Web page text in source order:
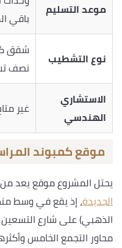
موعد التسليم
باقي
نوع التشطيب
شقق
نصف
الاستشاري
الهندسي
غير
موقع كمبوند
يحتل المشروع موقع يعد
الجديدة، إذ يقع في وسط
الذهبي) على شارع
محاور التجمع الخامس